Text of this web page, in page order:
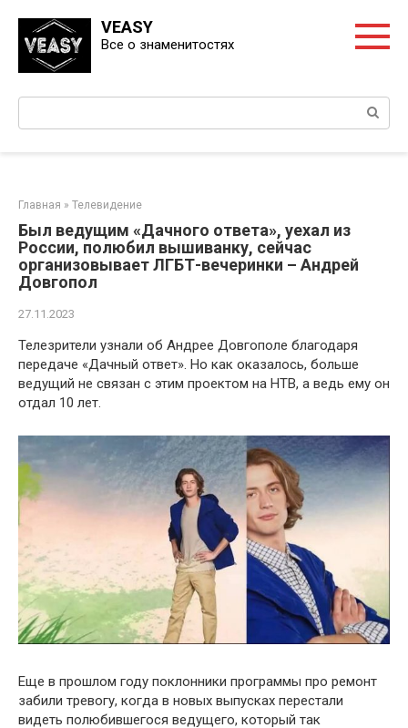
контенту
VEASY
Все о знаменитостях
Главная » Телевидение
Был ведущим «Дачного ответа», уехал из
России, полюбил вышиванку, сейчас
организовывает ЛГБТ-вечеринки – Андрей
Довгопол
27.11.2023
Телезрители узнали об Андрее Довгополе благодаря
передаче «Дачный ответ». Но как оказалось, больше
ведущий не связан с этим проектом на НТВ, а ведь ему он
отдал 10 лет.
Еще в прошлом году поклонники программы про ремонт
забили тревогу, когда в новых выпусках перестали
видеть полюбившегося ведущего, который так